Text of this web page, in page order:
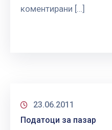
коментирани […]
23.06.2011
Податоци за пазар